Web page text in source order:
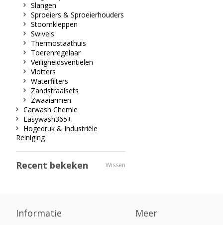
Slangen
Sproeiers & Sproeierhouders
Stoomkleppen
Swivels
Thermostaathuis
Toerenregelaar
Veiligheidsventielen
Vlotters
Waterfilters
Zandstraalsets
Zwaaiarmen
Carwash Chemie
Easywash365+
Hogedruk & Industriële
Reiniging
Recent bekeken Wissen
Informatie Meer